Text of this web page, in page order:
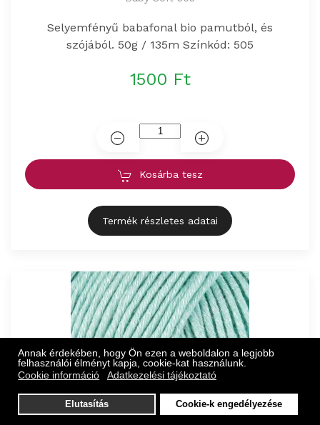
Annak érdekében, hogy Ön ezen a weboldalon a legjobb
felhasználói élményt kapja, cookie-kat használunk.
Cookie információ
Adatkezelési tájékoztató
Elutasítás Cookie-k engedélyezése
Selyemfényű babafonal bio pamutból, és
szójából. 50g / 135m Színkód: 505
1500 Ft
Kosárba tesz
Termék részletes adatai